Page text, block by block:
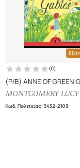
(0)
(P/B) ANNE OF GREEN
MONTGOMERY
Κωδ. Πολιτείας:3452-2109